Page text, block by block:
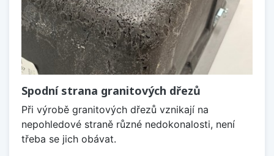
Spodní strana granitových dřezů
Při výrobě granitových dřezů vznikají na
nepohledové straně různé nedokonalosti, není
třeba se jich obávat.